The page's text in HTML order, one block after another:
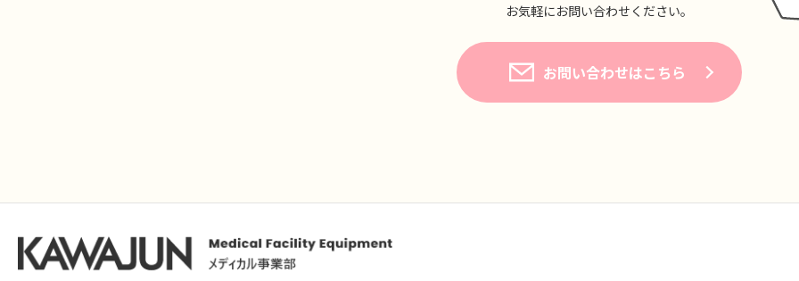
お気軽にお問い合わせください。
お問い合わせはこちら